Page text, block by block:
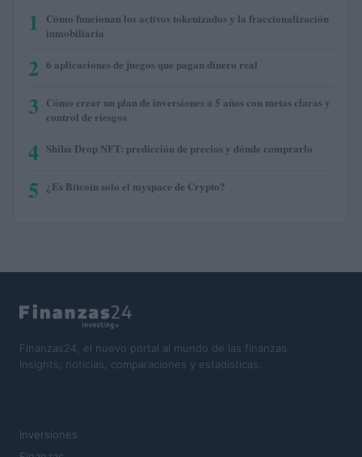
1
Cómo funcionan los activos tokenizados y la fraccionalización
inmobiliaria
2 6 aplicaciones de juegos que pagan dinero real
3 Cómo crear un plan de inversiones a 5 años con metas claras y
control de riesgos
4 Shiba Drop NFT: predicción de precios y dónde comprarlo
5 ¿Es Bitcoin solo el myspace de Crypto?
Finanzas24, el nuevo portal al mundo de las finanzas.
Insights, noticias, comparaciones y estadísticas.
Inversiones